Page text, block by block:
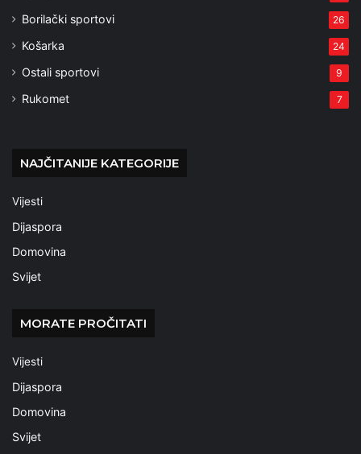
Borilački sportovi 26
Košarka 24
Ostali sportovi 9
Rukomet 7
NAJČITANIJE KATEGORIJE
Vijesti
Dijaspora
Domovina
Svijet
MORATE PROČITATI
Vijesti
Dijaspora
Domovina
Svijet